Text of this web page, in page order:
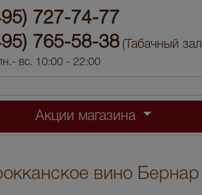
727-74-77
765-58-38 (Табачный
вс. 10:00 - 22:00
Акции магазина
вино